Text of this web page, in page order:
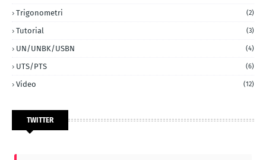
Trigonometri (2)
Tutorial (3)
UN/UNBK/USBN (4)
UTS/PTS (6)
Video (12)
TWITTER